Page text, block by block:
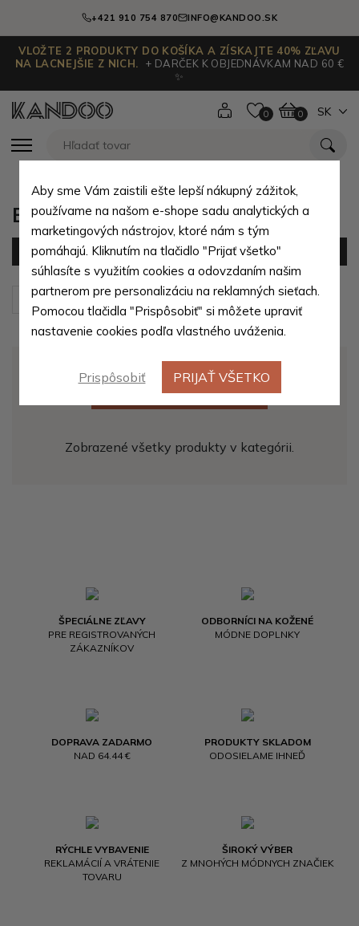
+421 910 754 870 INFO@KANDOO.SK
VLOŽTE 2 PRODUKTY DO KOŠÍKA A ZÍSKAJTE 40% ZĽAVU
NA LACNEJŠIE Z NICH.
+ DARČEK K OBJEDNÁVKAM NAD 60 €
✨
0 0 SK
Biele dámske kabelky
Filter (0 produktov)
Zoradiť podľa: Predvolené
ZOBRAZIŤ ĎALŠÍCH 20
Zobrazené všetky produkty v kategórii.
ŠPECIÁLNE ZĽAVY
PRE REGISTROVANÝCH
ZÁKAZNÍKOV
ODBORNÍCI NA KOŽENÉ
MÓDNE DOPLNKY
DOPRAVA ZADARMO
NAD 64.44 €
PRODUKTY SKLADOM
ODOSIELAME IHNEĎ
RÝCHLE VYBAVENIE
REKLAMÁCIÍ A VRÁTENIE
TOVARU
ŠIROKÝ VÝBER
Z MNOHÝCH MÓDNYCH ZNAČIEK
Aby sme Vám zaistili ešte lepší nákupný zážitok,
používame na našom e-shope sadu analytických a
marketingových nástrojov, ktoré nám s tým
pomáhajú. Kliknutím na tlačidlo "Prijať všetko"
súhlasíte s využitím cookies a odovzdaním našim
partnerom pre personalizáciu na reklamných sieťach.
Pomocou tlačidla "Prispôsobiť" si môžete upraviť
nastavenie cookies podľa vlastného uváženia.
Prispôsobiť PRIJAŤ VŠETKO